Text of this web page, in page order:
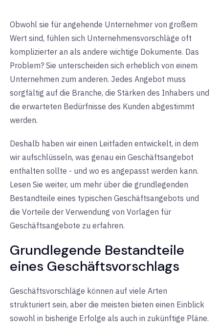
Obwohl sie für angehende Unternehmer von großem
Wert sind, fühlen sich Unternehmensvorschläge oft
komplizierter an als andere wichtige Dokumente. Das
Problem? Sie unterscheiden sich erheblich von einem
Unternehmen zum anderen. Jedes Angebot muss
sorgfältig auf die Branche, die Stärken des Inhabers und
die erwarteten Bedürfnisse des Kunden abgestimmt
werden.
Deshalb haben wir einen Leitfaden entwickelt, in dem
wir aufschlüsseln, was genau ein Geschäftsangebot
enthalten sollte - und wo es angepasst werden kann.
Lesen Sie weiter, um mehr über die grundlegenden
Bestandteile eines typischen Geschäftsangebots und
die Vorteile der Verwendung von Vorlagen für
Geschäftsangebote zu erfahren.
Grundlegende Bestandteile
eines Geschäftsvorschlags
Geschäftsvorschläge können auf viele Arten
strukturiert sein, aber die meisten bieten einen Einblick
sowohl in bisherige Erfolge als auch in zukünftige Pläne.